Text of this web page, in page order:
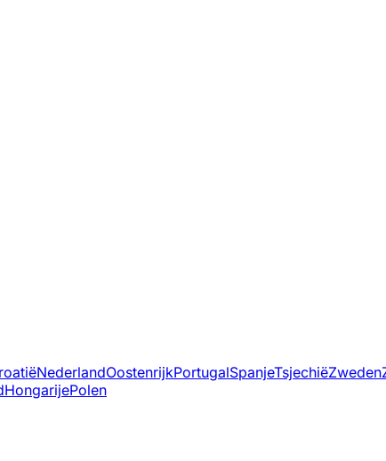
NederlandOostenrijkPortugalSpanjeTsjechiëZweden
HongarijePolen